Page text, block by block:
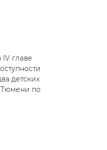
главе
детских
Тюмени по